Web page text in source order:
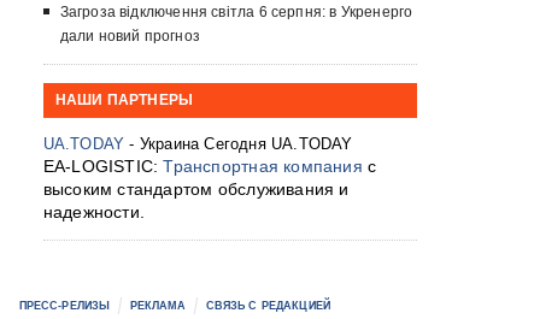
Загроза відключення світла 6 серпня: в Укренерго
дали новий прогноз
НАШИ ПАРТНЕРЫ
UA.TODAY - Украина Сегодня UA.TODAY
EA-LOGISTIC:Транспортная компания с
высоким стандартом обслуживания и
надежности.
ПРЕСС-РЕЛИЗЫ РЕКЛАМА СВЯЗЬ С РЕДАКЦИЕЙ